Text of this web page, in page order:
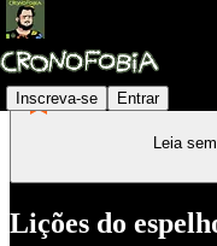
Inscreva-se Entrar
Leia
Lições do